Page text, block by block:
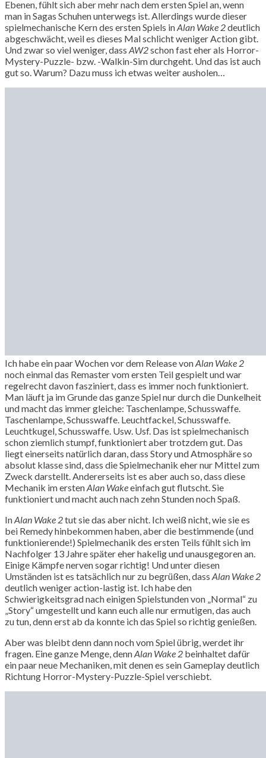
Ebenen, fühlt sich aber mehr nach dem ersten Spiel an, wenn
man in Sagas Schuhen unterwegs ist. Allerdings wurde dieser
spielmechanische Kern des ersten Spiels inAlan Wake 2deutlich
abgeschwächt, weil es dieses Mal schlicht weniger Action gibt.
Und zwar so viel weniger, dass AW2schon fast eher als Horror-
Mystery-Puzzle- bzw. -Walkin-Sim durchgeht. Und das ist auch
gut so. Warum? Dazu muss ich etwas weiter ausholen…
Ich habe ein paar Wochen vor dem Release vonAlan Wake 2
noch einmal das Remaster vom ersten Teil gespielt und war
regelrecht davon fasziniert, dass es immer noch funktioniert.
Man läuft ja im Grunde das ganze Spiel nur durch die Dunkelheit
und macht das immer gleiche: Taschenlampe, Schusswaffe.
Taschenlampe, Schusswaffe. Leuchtfackel, Schusswaffe.
Leuchtkugel, Schusswaffe. Usw. Usf. Das ist spielmechanisch
schon ziemlich stumpf, funktioniert aber trotzdem gut. Das
liegt einerseits natürlich daran, dass Story und Atmosphäre so
absolut klasse sind, dass die Spielmechanik eher nur Mittel zum
Zweck darstellt. Andererseits ist es aber auch so, dass diese
Mechanik im erstenAlan Wakeeinfach gut flutscht. Sie
funktioniert und macht auch nach zehn Stunden noch Spaß.
InAlan Wake 2tut sie das aber nicht. Ich weiß nicht, wie sie es
bei Remedy hinbekommen haben, aber die bestimmende (und
funktionierende!) Spielmechanik des ersten Teils fühlt sich im
Nachfolger 13 Jahre später eher hakelig und unausgegoren an.
Einige Kämpfe nerven sogar richtig! Und unter diesen
Umständen ist es tatsächlich nur zu begrüßen, dass Alan Wake 2
deutlich weniger action-lastig ist. Ich habe den
Schwierigkeitsgrad nach einigen Spielstunden von „Normal“ zu
„Story“ umgestellt und kann euch alle nur ermutigen, das auch
zu tun, denn erst ab da konnte ich das Spiel so richtig genießen.
Aber was bleibt denn dann noch vom Spiel übrig, werdet ihr
fragen. Eine ganze Menge, dennAlan Wake 2 beinhaltet dafür
ein paar neue Mechaniken, mit denen es sein Gameplay deutlich
Richtung Horror-Mystery-Puzzle-Spiel verschiebt.